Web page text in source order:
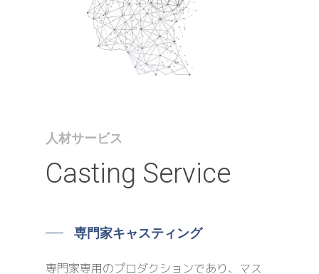
人材サービス
Casting Service
専門家キャスティング
専門家専用のプロダクションであり、マス